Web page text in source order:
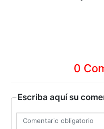
0
Escriba aquí su